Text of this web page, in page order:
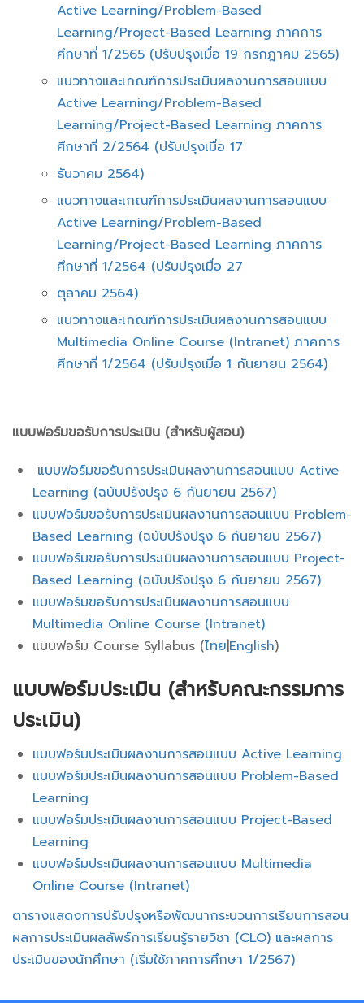
Active Learning/Problem-Based
Learning/Project-Based Learning ภาคการ
ศึกษาที่ 1/2565 (ปรับปรุงเมื่อ 19 กรกฎาคม 2565)
แนวทางและเกณฑ์การประเมินผลงานการสอนแบบ
Active Learning/Problem-Based
Learning/Project-Based Learning ภาคการ
ศึกษาที่ 2/2564 (ปรับปรุงเมื่อ 17
ธันวาคม 2564)
แนวทางและเกณฑ์การประเมินผลงานการสอนแบบ
Active Learning/Problem-Based
Learning/Project-Based Learning ภาคการ
ศึกษาที่ 1/2564 (ปรับปรุงเมื่อ 27
ตุลาคม 2564)
แนวทางและเกณฑ์การประเมินผลงานการสอนแบบ
Multimedia Online Course (Intranet) ภาคการ
ศึกษาที่ 1/2564 (ปรับปรุงเมื่อ 1 กันยายน 2564)
แบบฟอร์มขอรับการประเมิน (สำหรับผู้สอน)
แบบฟอร์มขอรับการประเมินผลงานการสอนแบบ Active
Learning (ฉบับปรังปรุง 6 กันยายน 2567)
แบบฟอร์มขอรับการประเมินผลงานการสอนแบบ Problem-
Based Learning (ฉบับปรังปรุง 6 กันยายน 2567)
แบบฟอร์มขอรับการประเมินผลงานการสอนแบบ Project-
Based Learning (ฉบับปรังปรุง 6 กันยายน 2567)
แบบฟอร์มขอรับการประเมินผลงานการสอนแบบ
Multimedia Online Course (Intranet)
แบบฟอร์ม Course Syllabus (ไทย|English)
แบบฟอร์มประเมิน (สำหรับคณะกรรมการ
ประเมิน)
แบบฟอร์มประเมินผลงานการสอนแบบ Active Learning
แบบฟอร์มประเมินผลงานการสอนแบบ Problem-Based
Learning
แบบฟอร์มประเมินผลงานการสอนแบบ Project-Based
Learning
แบบฟอร์มประเมินผลงานการสอนแบบ Multimedia
Online Course (Intranet)
ตารางแสดงการปรับปรุงหรือพัฒนากระบวนการเรียนการสอน
ผลการประเมินผลลัพธ์การเรียนรู้รายวิชา (CLO) และผลการ
ประเมินของนักศึกษา (เริ่มใช้ภาคการศึกษา 1/2567)